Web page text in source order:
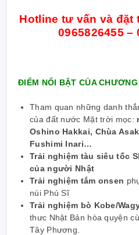
Hotline tư vấn và đặt
0965826455 –
ĐIỂM NỔI BẬT CỦA
Tham quan những danh
của đất nước Mặt trời mọc:
Oshino Hakkai, Chùa
Fushimi Inari…
Trải nghiệm tàu siêu tốc
của người Nhật
Trải nghiệm tắm onsen
núi Phú Sĩ
Trải nghiệm bò Kobe/
thưc Nhật Bản hòa quyện
Tây Phương.